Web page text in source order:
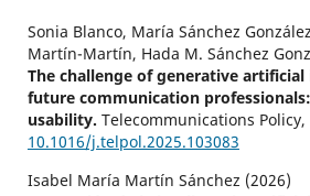
Sonia Blanco, María Sánchez
Martín-Martín, Hada M. Sánchez
The challenge of generative
future communication
usability. Telecommunications Policy,
10.1016/j.telpol.2025.103083
Isabel María Martín Sánchez (2026)